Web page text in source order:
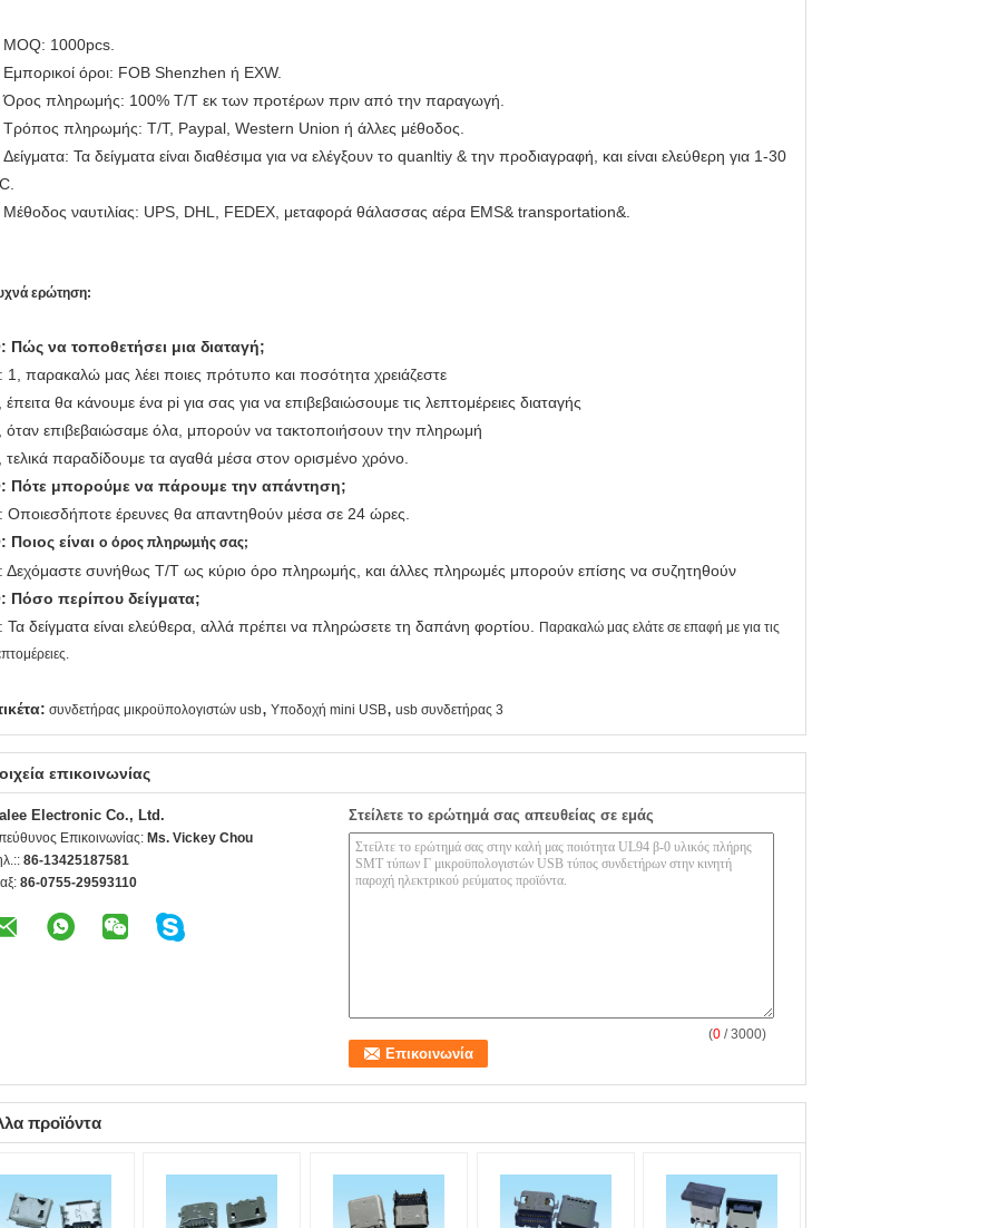
MOQ: 1000pcs.
Εμπορικοί όροι: FOB Shenzhen ή EXW.
Όρος πληρωμής: 100% T/T εκ των προτέρων πριν από την παραγωγή.
Τρόπος πληρωμής: T/T, Paypal, Western Union ή άλλες μέθοδος.
Δείγματα: Τα δείγματα είναι διαθέσιμα για να ελέγξουν το quanltiy & την προδιαγραφή, και είναι ελεύθερη για 1-30
Μέθοδος ναυτιλίας: UPS, DHL, FEDEX, μεταφορά θάλασσας αέρα EMS& transportation&.
ερώτηση:
Πώς να τοποθετήσει μια διαταγή;
1, παρακαλώ μας λέει ποιες πρότυπο και ποσότητα χρειάζεστε
έπειτα θα κάνουμε ένα pi για σας για να επιβεβαιώσουμε τις λεπτομέρειες διαταγής
όταν επιβεβαιώσαμε όλα, μπορούν να τακτοποιήσουν την πληρωμή
τελικά παραδίδουμε τα αγαθά μέσα στον ορισμένο χρόνο.
Πότε μπορούμε να πάρουμε την απάντηση;
Οποιεσδήποτε έρευνες θα απαντηθούν μέσα σε 24 ώρες.
Ποιος είναι ο όρος πληρωμής σας;
Δεχόμαστε συνήθως T/T ως κύριο όρο πληρωμής, και άλλες πληρωμές μπορούν επίσης να συζητηθούν
Πόσο περίπου δείγματα;
Τα δείγματα είναι ελεύθερα, αλλά πρέπει να πληρώσετε τη δαπάνη φορτίου.
Παρακαλώ μας ελάτε σε επαφή με για τις
συνδετήρας μικροϋπολογιστών usb, Υποδοχή mini USB, usb συνδετήρας 3
επικοινωνίας
Electronic Co., Ltd.
Επικοινωνίας: Ms. Vickey Chou
86-13425187581
86-0755-29593110
Στείλετε το ερώτημά σας απευθείας σε εμάς
(0 / 3000)
προϊόντα